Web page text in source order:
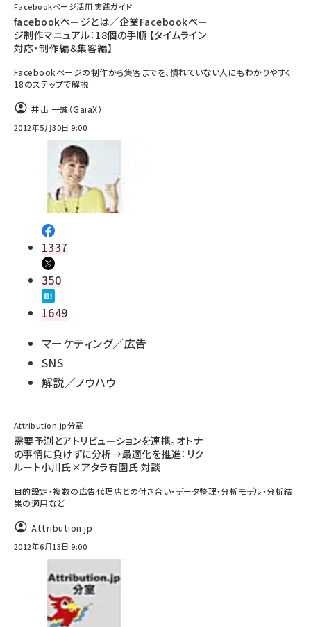
Facebookページ活用 実践ガイド
facebookページとは／企業Facebookペー
ジ制作マニュアル：18個の手順 【タイムライン
対応・制作編＆集客編】
Facebookページの制作から集客までを、慣れていない人にもわかりやすく
18のステップで解説
井出 一誠（GaiaX）
2012年5月30日 9:00
1337
350
1649
マーケティング／広告
SNS
解説／ノウハウ
Attribution.jp分室
需要予測とアトリビューションを連携。オトナ
の事情に負けずに分析→最適化を推進：リク
ルート小川氏×アタラ有園氏 対談
目的設定・複数の広告代理店との付き合い・データ整理・分析モデル・分析結
果の適用など
Attribution.jp
2012年6月13日 9:00